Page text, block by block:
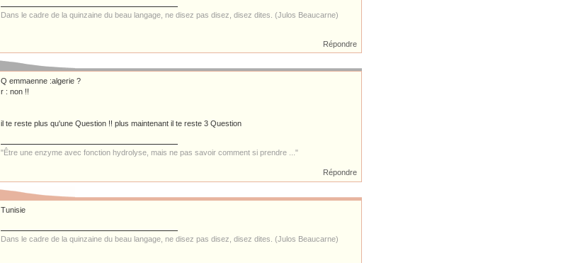
Dans le cadre de la quinzaine du beau langage, ne disez pas disez, disez dites. (Julos Beaucarne)
Répondre
Q emmaenne :algerie ?
r : non !!
il te reste plus qu'une Question !! plus maintenant il te reste 3 Question
"Être une enzyme avec fonction hydrolyse, mais ne pas savoir comment si prendre ..."
Répondre
Tunisie
Dans le cadre de la quinzaine du beau langage, ne disez pas disez, disez dites. (Julos Beaucarne)